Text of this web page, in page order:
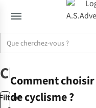
Vêtements de cyclisme
Chaussures
Comment
de cyclisme ?